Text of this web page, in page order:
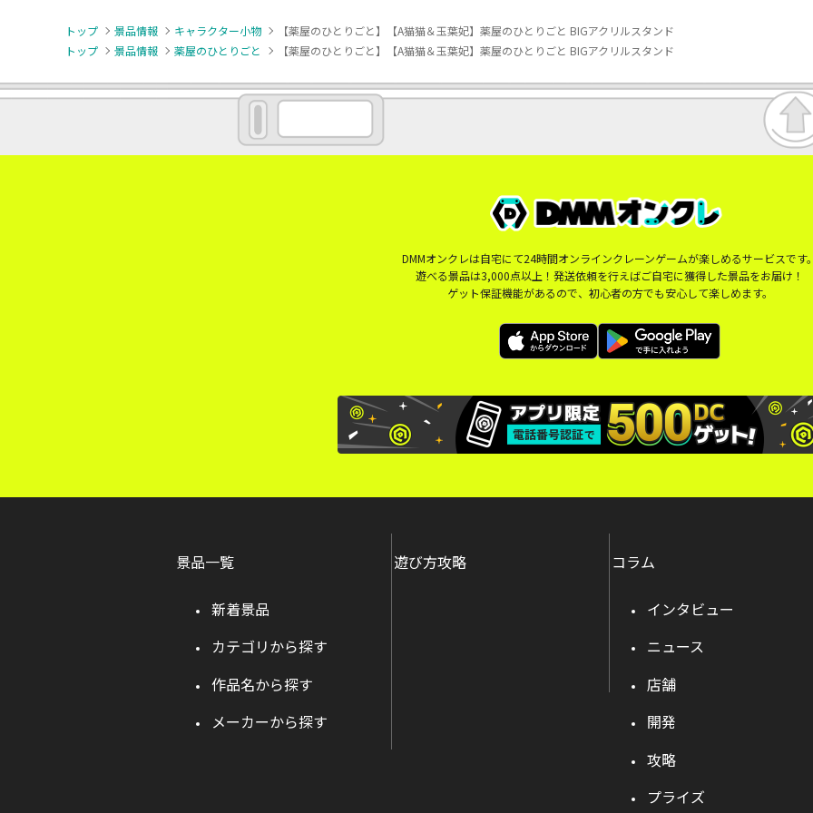
トップ 景品情報 キャラクター小物
【薬屋のひとりごと】【A猫猫＆玉葉妃】薬屋のひとりごと BIGアクリルスタンド
トップ
景品情報 薬屋のひとりごと 【薬屋のひとりごと】【A猫猫＆玉葉妃】薬屋のひとりごと BIGアクリルスタンド
DMMオンクレは自宅にて24時間オンラインクレーンゲームが楽しめるサービスです
遊べる景品は3,000点以上！発送依頼を行えばご自宅に獲得した景品をお届け！
ゲット保証機能があるので、初心者の方でも安心して楽しめます。
景品一覧
新着景品
カテゴリから探す
作品名から探す
メーカーから探す
遊び方攻略 コラム
インタビュー
ニュース
店舗
開発
攻略
プライズ